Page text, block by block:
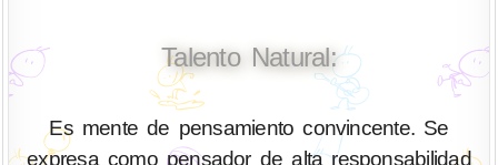
Talento Natural:
Es mente de pensamiento convincente. Se
expresa como pensador de alta responsabilidad